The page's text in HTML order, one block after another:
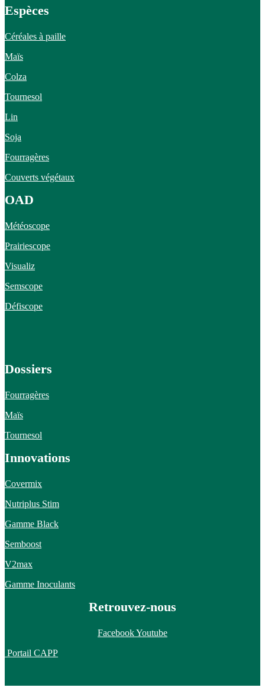
Espèces
Céréales à paille
Maïs
Colza
Tournesol
Lin
Soja
Fourragères
Couverts végétaux
OAD
Météoscope
Prairiescope
Visualiz
Semscope
Défiscope
Dossiers
Fourragères
Maïs
Tournesol
Innovations
Covermix
Nutriplus Stim
Gamme Black
Semboost
V2max
Gamme Inoculants
Retrouvez-nous
FacebookYoutube
Portail CAPP